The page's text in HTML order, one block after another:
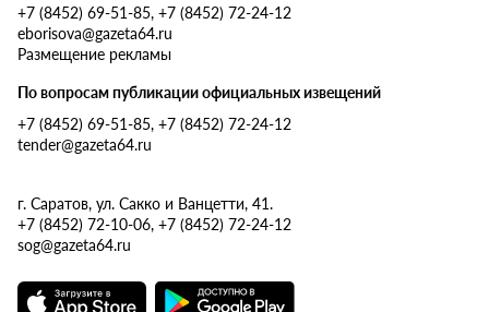
+7 (8452) 69-51-85, +7 (8452) 72-24-12
eborisova@gazeta64.ru
Размещение рекламы
По вопросам публикации официальных извещений
+7 (8452) 69-51-85, +7 (8452) 72-24-12
tender@gazeta64.ru
г. Саратов, ул. Сакко и Ванцетти, 41.
+7 (8452) 72-10-06, +7 (8452) 72-24-12
sog@gazeta64.ru